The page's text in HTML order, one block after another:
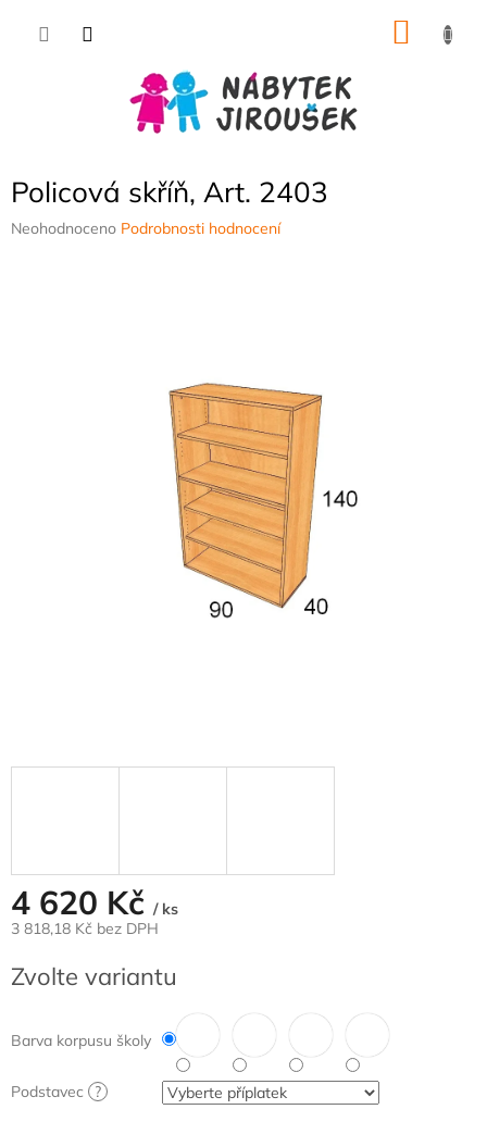
Policová skříň, Art. 2403
Průměrné
Neohodnoceno Podrobnosti hodnocení
4 620 Kč / ks
3 818,18 Kč bez DPH
cena:
Zvolte variantu
Barva korpusu školy
Podstavec ?